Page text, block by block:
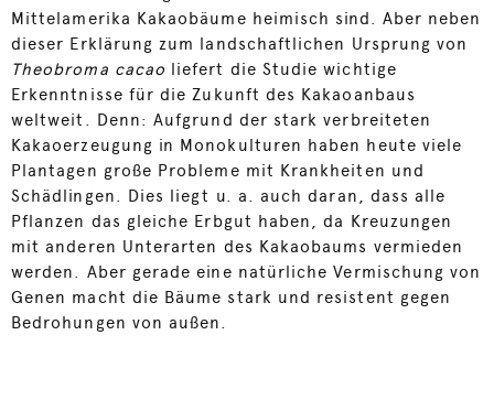
Mittelamerika Kakaobäume heimisch sind. Aber neben
dieser Erklärung zum landschaftlichen Ursprung von
Theobroma cacao liefert die Studie wichtige
Erkenntnisse für die Zukunft des Kakaoanbaus
weltweit. Denn: Aufgrund der stark verbreiteten
Kakaoerzeugung in Monokulturen haben heute viele
Plantagen große Probleme mit Krankheiten und
Schädlingen. Dies liegt u. a. auch daran, dass alle
Pflanzen das gleiche Erbgut haben, da Kreuzungen
mit anderen Unterarten des Kakaobaums vermieden
werden. Aber gerade eine natürliche Vermischung von
Genen macht die Bäume stark und resistent gegen
Bedrohungen von außen.